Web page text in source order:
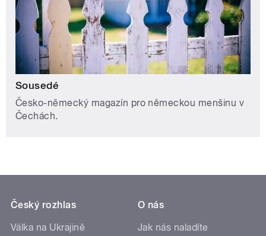
Sousedé
Česko-německý magazín pro německou menšinu v
Čechách.
Český rozhlas
Válka na Ukrajině
O nás
Jak nás naladíte